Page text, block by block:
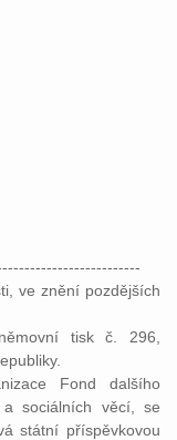
ve znění pozdějších
tisk č. 296,
Fond dalšího
a sociálních věcí, se
státní příspěvkovou